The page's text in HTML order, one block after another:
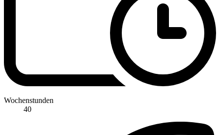
Wochenstunden
40